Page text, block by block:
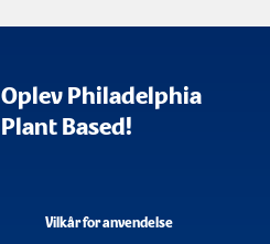
Oplev Philadelphia
Plant Based!
Vilkår for anvendelse